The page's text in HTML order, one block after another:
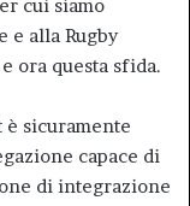
cui siamo
e alla Rugby
ora questa sfida.
sicuramente
capace di
di integrazione